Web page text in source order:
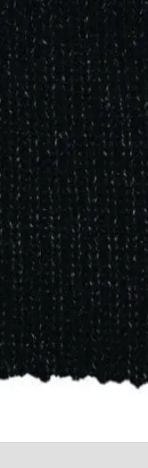
Quick View
ΚΑΣΚΟΛ-ΛΑΙΜΟΙ
γυναικείος Stamion
12,03€